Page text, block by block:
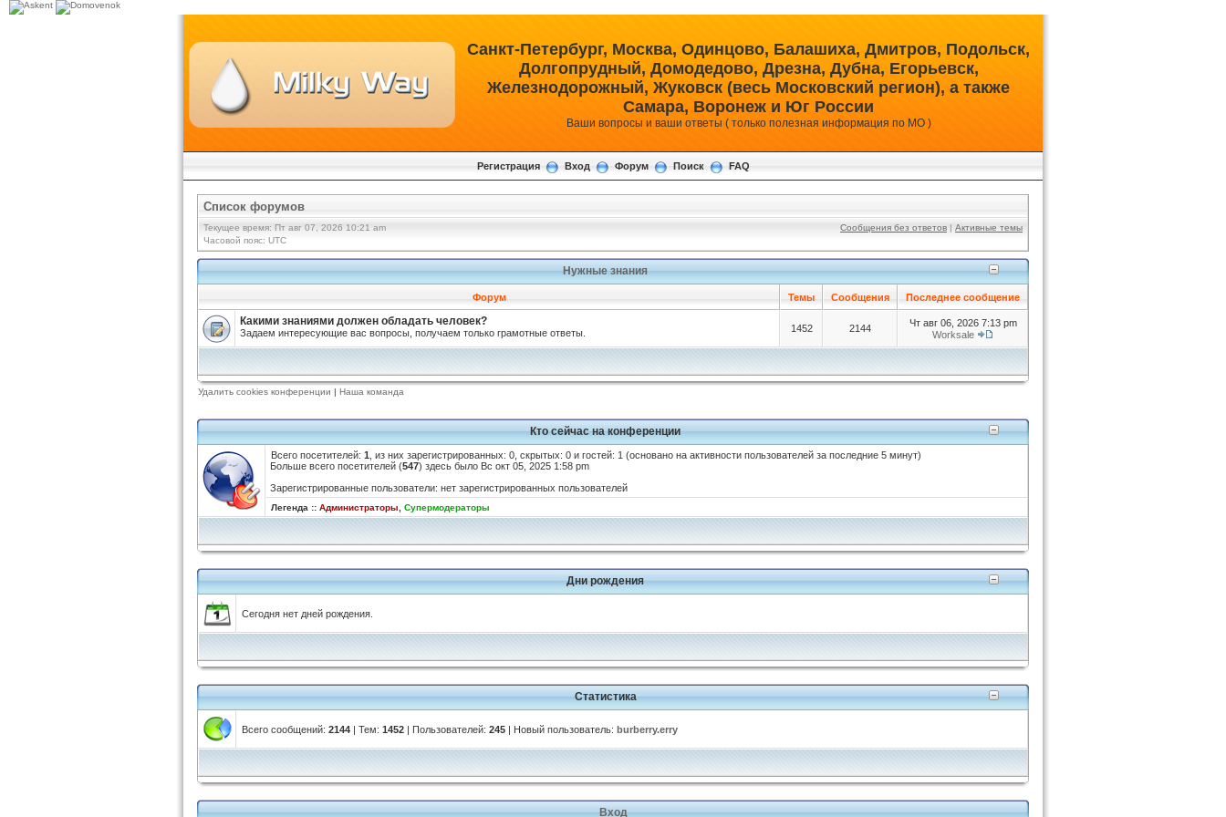
Санкт-Петербург, Москва, Одинцово, Балашиха, Дмитров, Подольск,
Долгопрудный, Домодедово, Дрезна, Дубна, Егорьевск,
Железнодорожный, Жуковск (весь Московский регион), а также
Самара, Воронеж и Юг России
Ваши вопросы и ваши ответы ( только полезная информация по МО )
Регистрация Вход Форум Поиск FAQ
Список форумов
Текущее время: Пт авг 07, 2026 10:21 am
Часовой пояс: UTC
Сообщения без ответов | Активные темы
Нужные знания
Форум Темы Сообщения Последнее сообщение
Какими знаниями должен обладать человек?
Задаем интересующие вас вопросы, получаем только грамотные ответы. 1452 2144
Чт авг 06, 2026 7:13 pm
Worksale
Удалить cookies конференции | Наша команда
Кто сейчас на конференции
Всего посетителей: 1 , из них зарегистрированных: 0, скрытых: 0 и гостей: 1 (основано на активности пользователей за последние 5 минут)
Больше всего посетителей (547) здесь было Вс окт 05, 2025 1:58 pm
Зарегистрированные пользователи: нет зарегистрированных пользователей
Легенда :: Администраторы Супермодераторы
Дни рождения
Сегодня нет дней рождения.
Статистика
Всего сообщений: 2144 | Тем: 1452 | Пользователей: 245 | Новый пользователь: burberry.erry
Вход